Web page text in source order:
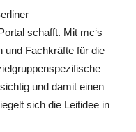
schafft. Mit mc‘s
und Fachkräfte für die
und damit einen
sich die Leitidee in